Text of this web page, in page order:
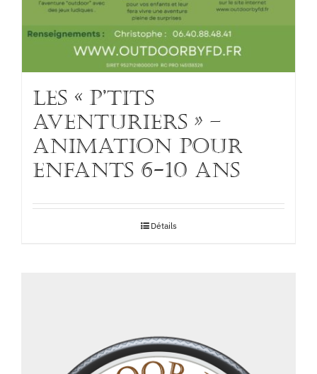
Les « p’tits
aventuriers » –
Animation pour
enfants 6-10 ans
Détails